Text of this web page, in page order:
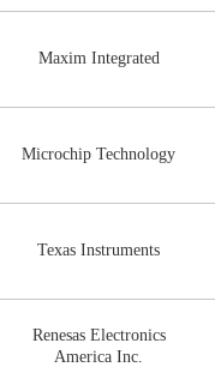
Maxim Integrated
Microchip Technology
Texas Instruments
Renesas Electronics
America Inc.